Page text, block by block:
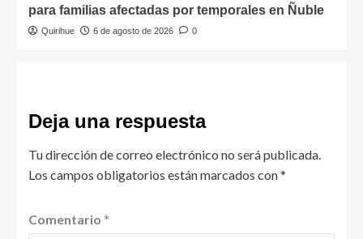
para familias afectadas por temporales en Ñuble
Quirihue 6 de agosto de 2026 0
Deja una respuesta
Tu dirección de correo electrónico no será publicada.
Los campos obligatorios están marcados con*
Comentario *